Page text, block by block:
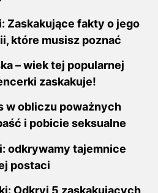
Zaskakujące fakty o jego
które musisz poznać
– wiek tej popularnej
zaskakuje!
w obliczu poważnych
i pobicie seksualne
odkrywamy tajemnice
postaci
Odkryj 5 zaskakujących